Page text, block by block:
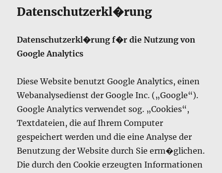
Datenschutzerkl�rung
Datenschutzerkl�rung f�r die Nutzung von
Google Analytics
Diese Website benutzt Google Analytics, einen
Webanalysedienst der Google Inc. („Google“).
Google Analytics verwendet sog. „Cookies“,
Textdateien, die auf Ihrem Computer
gespeichert werden und die eine Analyse der
Benutzung der Website durch Sie erm�glichen.
Die durch den Cookie erzeugten Informationen